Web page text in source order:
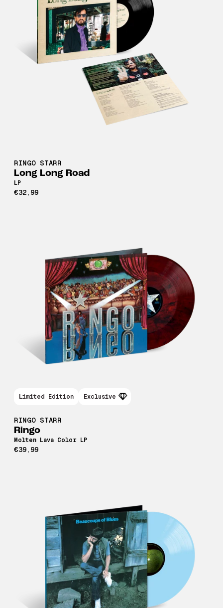
RINGO STARR
Long Long Road
LP
€32,99
Limited Edition Exclusive
RINGO STARR
Ringo
Molten Lava Color LP
€39,99